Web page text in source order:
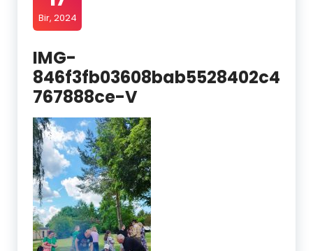
Bir, 2024
IMG-
846f3fb03608bab5528402c4
767888ce-V